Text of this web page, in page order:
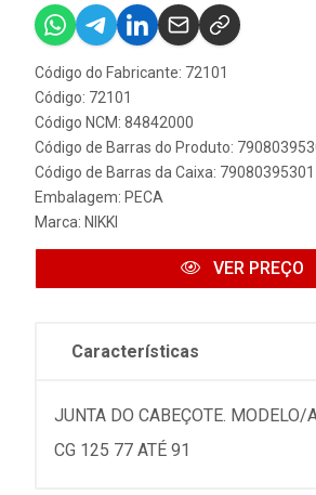
Código do Fabricante: 72101
Código: 72101
Código NCM: 84842000
Código de Barras do Produto:
Código de Barras da Caixa:
Embalagem: PECA
Marca: NIKKI
VER PREÇO
Características
JUNTA DO CABEÇOTE. MODELO/
CG 125 77 ATÉ 91